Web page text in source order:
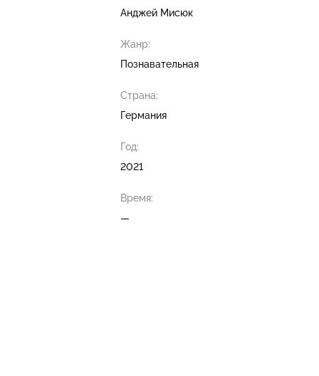
Анджей Мисюк
Жанр:
Познавательная
Страна:
Германия
Год:
2021
Время:
—